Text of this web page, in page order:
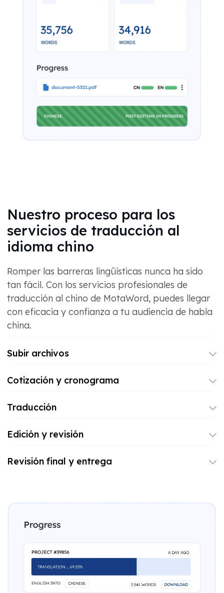
Nuestro proceso para los
servicios de traducción al
idioma chino
Romper las barreras lingüísticas nunca ha sido
tan fácil. Con los servicios profesionales de
traducción al chino de MotaWord, puedes llegar
con eficacia y confianza a tu audiencia de habla
china.
Subir archivos
Cotización y cronograma
Traducción
Edición y revisión
Revisión final y entrega